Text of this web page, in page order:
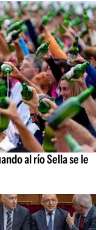
al río Sella se le